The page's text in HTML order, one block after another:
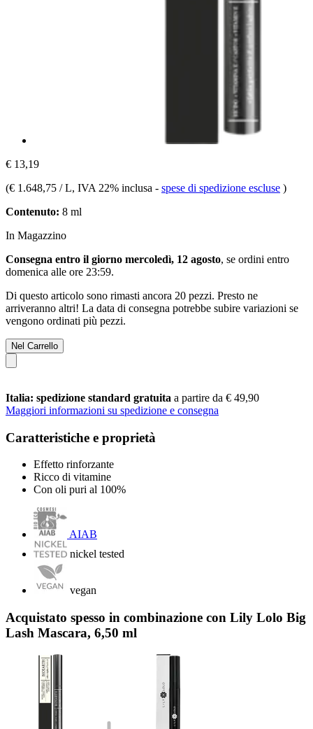
€ 13,19
(€ 1.648,75 / L, IVA 22% inclusa - spese di spedizione escluse )
Contenuto: 8 ml
In Magazzino
Consegna entro il giorno mercoledì, 12 agosto, se ordini entro
domenica alle ore 23:59.
Di questo articolo sono rimasti ancora 20 pezzi. Presto ne
arriveranno altri! La data di consegna potrebbe subire variazioni se
vengono ordinati più pezzi.
Nel Carrello
Italia: spedizione standard gratuita a partire da € 49,90
Maggiori informazioni su spedizione e consegna
Caratteristiche e proprietà
Effetto rinforzante
Ricco di vitamine
Con oli puri al 100%
AIAB
nickel tested
vegan
Acquistato spesso in combinazione con Lily Lolo Big
Lash Mascara, 6,50 ml